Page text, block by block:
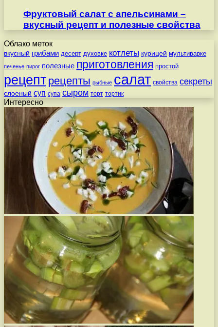
Фруктовый салат с апельсинами –
вкусный рецепт и полезные свойства
Облако меток
вкусный грибами десерт духовке котлеты курицей мультиварке
печенье пирог полезные приготовления простой
рецепт рецепты рыбные салат свойства секреты
слоеный суп супа сыром торт тортик
Интересно